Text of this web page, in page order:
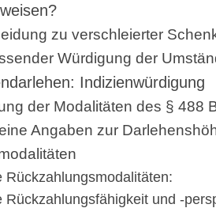
zu verschleierter
Würdigung der
Indizienwürdigung
der Modalitäten des § 488
Angaben zur
Rückzahlungsmodalitäten:
Rückzahlungsfähigkeit und -